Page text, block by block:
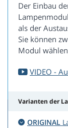
Der Einbau
als der
Sie können
Modul
VIDEO -
Varianten der
ORIGINAL